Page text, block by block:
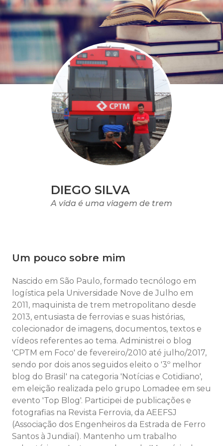
DIEGO SILVA
A vida é uma viagem de trem
Um pouco sobre mim
Nascido em São Paulo, formado tecnólogo em
logística pela Universidade Nove de Julho em
2011, maquinista de trem metropolitano desde
2013, entusiasta de ferrovias e suas histórias,
colecionador de imagens, documentos, textos e
vídeos referentes ao tema. Administrei o blog
'CPTM em Foco' de fevereiro/2010 até julho/2017,
sendo por dois anos seguidos eleito o '3º melhor
blog do Brasil' na categoria 'Notícias e Cotidiano',
em eleição realizada pelo grupo Lomadee em seu
evento 'Top Blog'. Participei de publicações e
fotografias na Revista Ferrovia, da AEEFSJ
(Associação dos Engenheiros da Estrada de Ferro
Santos à Jundiaí). Mantenho um trabalho